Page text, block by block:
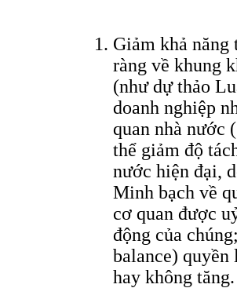
Giảm khả năng
ràng về khung
(như dự thảo
doanh nghiệp
quan nhà nước
thể giảm độ
nước hiện đại,
Minh bạch về
cơ quan được
động của
balance) quyền
hay không tăng.